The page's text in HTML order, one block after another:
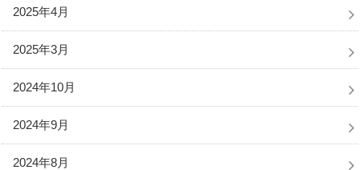
2025年4月
2025年3月
2024年10月
2024年9月
2024年8月